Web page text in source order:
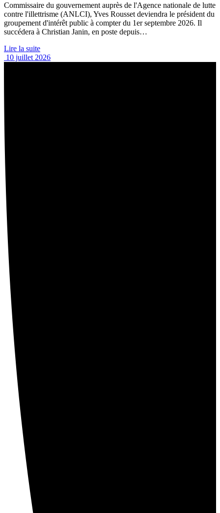
Commissaire du gouvernement auprès de l'Agence nationale de lutte
contre l'illettrisme (ANLCI), Yves Rousset deviendra le président du
groupement d'intérêt public à compter du 1er septembre 2026. Il
succédera à Christian Janin, en poste depuis…
Lire la suite
10 juillet 2026